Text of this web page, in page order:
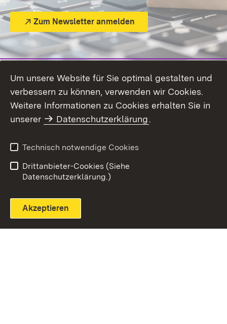
Zum Newsletter anmelden
Themenübersicht
Um unsere Website für Sie optimal gestalten und
verbessern zu können, verwenden wir Cookies.
Weitere Informationen zu Cookies erhalten Sie in
unserer
Datenschutzerklärung.
Technisch notwendige Cookies
Drittanbieter-Cookies (Siehe
Datenschutzerklärung.)
Akzeptieren